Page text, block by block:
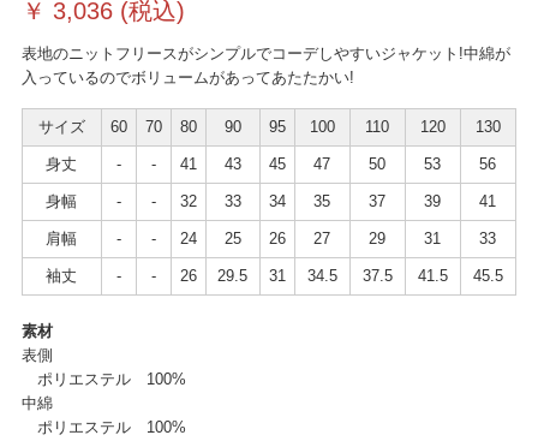
￥ 3,036(税込)
表地のニットフリースがシンプルでコーデしやすいジャケット!中綿が
入っているのでボリュームがあってあたたかい!
サイズ 60 70 80 90 95 100 110 120 130
身丈 - - 41 43 45 47 50 53 56
身幅 - - 32 33 34 35 37 39 41
肩幅 - - 24 25 26 27 29 31 33
袖丈 - - 26 29.5 31 34.5 37.5 41.5 45.5
素材
表側
ポリエステル 100%
中綿
ポリエステル 100%